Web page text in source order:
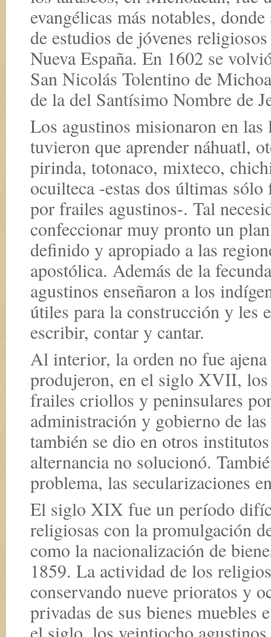
evangélicas más notables,
de estudios de jóvenes
Nueva España. En 1602 se
San Nicolás Tolentino de
de la del Santísimo Nombre de
Los agustinos misionaron en las
tuvieron que aprender náhuatl,
pirinda, totonaco, mixteco,
ocuilteca -estas dos últimas
por frailes agustinos-. Tal
confeccionar muy pronto un
definido y apropiado a las
apostólica. Además de la
agustinos enseñaron a los
útiles para la construcción y les
escribir, contar y cantar.
Al interior, la orden no fue
produjeron, en el siglo XVII, los
frailes criollos y peninsulares
administración y gobierno de
también se dio en otros
alternancia no solucionó.
problema, las secularizaciones
El siglo XIX fue un período
religiosas con la promulgación
como la nacionalización de
1859. La actividad de los
conservando nueve prioratos y
privadas de sus bienes